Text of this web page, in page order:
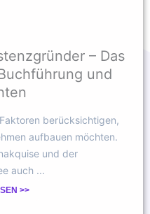
– Das
und
berücksichtigen,
aufbauen möchten.
und der
auch ...
>>